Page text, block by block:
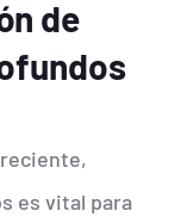
de
es vital para